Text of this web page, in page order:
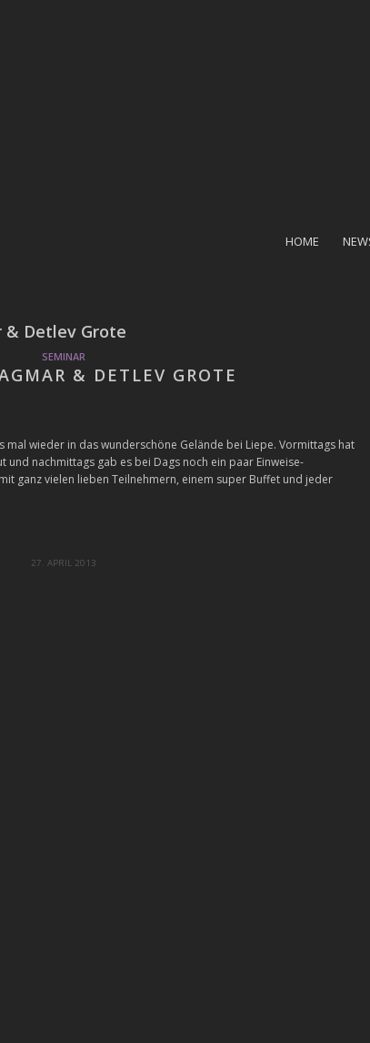
HOME
& Detlev Grote
SEMINAR
& DETLEV GROTE
mal wieder in das wunderschöne Gelände bei Liepe. Vormittags hat
nachmittags gab es bei Dags noch ein paar Einweise-
ganz vielen lieben Teilnehmern, einem super Buffet und jeder
27. APRIL 2013